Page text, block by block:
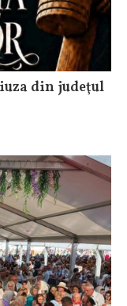
din judeţul